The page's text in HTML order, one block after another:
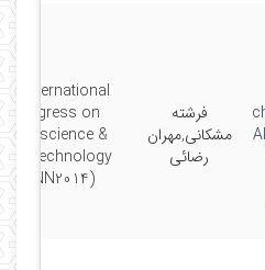
فرشته
مشکانی,مهران
رضائی
International
Congress on
Nanoscience &
(ICNN2014)